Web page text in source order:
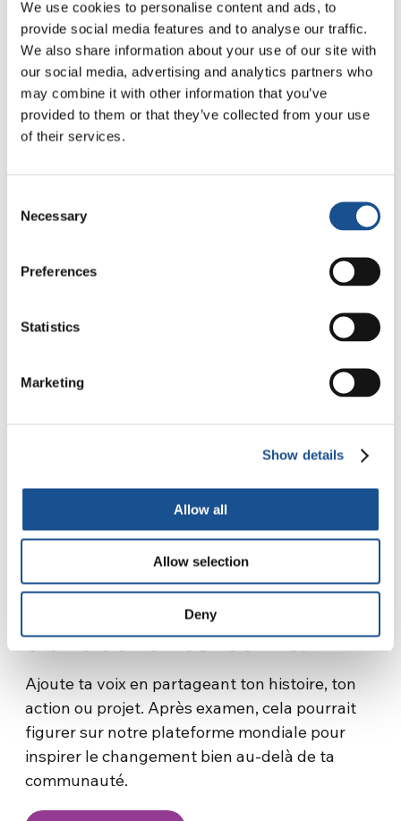
We use cookies to personalise content and ads, to
provide social media features and to analyse our traffic.
We also share information about your use of our site with
our social media, advertising and analytics partners who
may combine it with other information that you’ve
provided to them or that they’ve collected from your use
of their services.
Selection
Necessary
Preferences
Statistics
Marketing
Show details
Allow all
Allow selection
Deny
Du Congo au Kenya et en Colombie :
écoles de leadership, réseaux de
soutien et participation citoyenne
12 juin 2026
20
Partager des histoires
inspire au changement, relie
les communautés entre
elles et montre la force
d’une action collective.
Ajoute ta voix en partageant ton histoire, ton
action ou projet. Après examen, cela pourrait
figurer sur notre plateforme mondiale pour
inspirer le changement bien au-delà de ta
communauté.